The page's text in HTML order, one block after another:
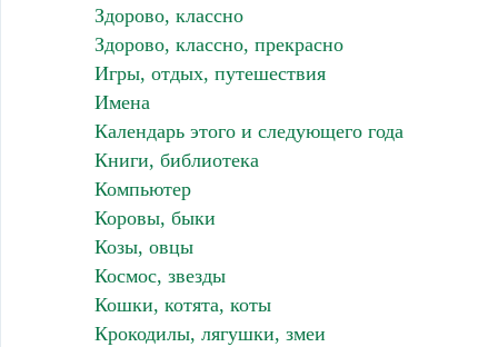
Здорово, классно
Здорово, классно, прекрасно
Игры, отдых, путешествия
Имена
Календарь этого и следующего года
Книги, библиотека
Компьютер
Коровы, быки
Козы, овцы
Космос, звезды
Кошки, котята, коты
Крокодилы, лягушки, змеи